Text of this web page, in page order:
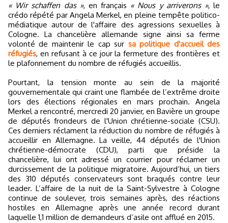
« Wir schaffen das », en français « Nous y arriverons », le
crédo répété par Angela Merkel, en pleine tempête politico-
médiatique autour de l'affaire des agressions sexuelles à
Cologne. La chancelière allemande signe ainsi sa ferme
volonté de maintenir le cap sur sa politique d'accueil des
réfugiés, en refusant à ce jour la fermeture des frontières et
le plafonnement du nombre de réfugiés accueillis.
Pourtant, la tension monte au sein de la majorité
gouvernementale qui craint une flambée de l’extrême droite
lors des élections régionales en mars prochain. Angela
Merkel a rencontré, mercredi 20 janvier, en Bavière un groupe
de députés frondeurs de l'Union chrétienne-sociale (CSU).
Ces derniers réclament la réduction du nombre de réfugiés à
accueillir en Allemagne. La veille, 44 députés de l'Union
chrétienne-démocrate (CDU), parti que préside la
chancelière, lui ont adressé un courrier pour réclamer un
durcissement de la politique migratoire. Aujourd’hui, un tiers
des 310 députés conservateurs sont braqués contre leur
leader. L’affaire de la nuit de la Saint-Sylvestre à Cologne
continue de soulever, trois semaines après, des réactions
hostiles en Allemagne après une année record durant
laquelle 1,1 million de demandeurs d’asile ont afflué en 2015.